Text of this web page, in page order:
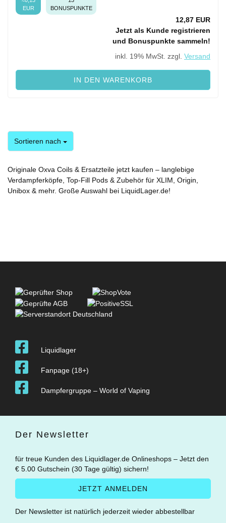
BONUSPUNKTE
EUR
12,87 EUR
Jetzt als Kunde registrieren
und Bonuspunkte sammeln!
inkl. 19% MwSt. zzgl. Versand
IN DEN WARENKORB
Sortieren nach
Sortieren nach
Originale Oxva Coils & Ersatzteile jetzt kaufen – langlebige
Verdampferköpfe, Top-Fill Pods & Zubehör für XLIM, Origin,
Unibox & mehr. Große Auswahl bei LiquidLager.de!
Liquidlager
Fanpage (18+)
Dampfergruppe – World of Vaping
Der Newsletter
für treue Kunden des Liquidlager.de Onlineshops – Jetzt den
€ 5.00 Gutschein (30 Tage gültig) sichern!
Der Newsletter ist natürlich jederzeit wieder abbestellbar